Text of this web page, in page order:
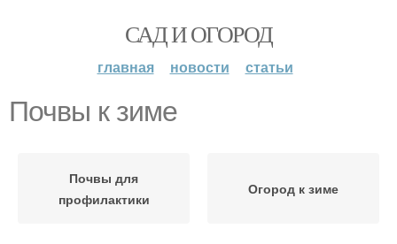
САД И ОГОРОД
главная новости статьи
Почвы к зиме
Почвы для
профилактики
Огород к зиме